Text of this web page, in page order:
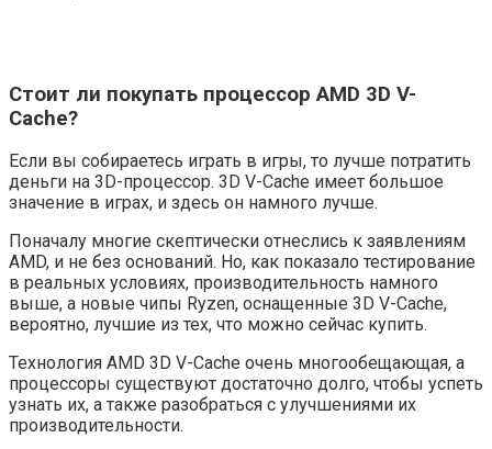
Стоит ли покупать процессор AMD 3D V-
Cache?
Если вы собираетесь играть в игры, то лучше потратить
деньги на 3D-процессор. 3D V-Cache имеет большое
значение в играх, и здесь он намного лучше.
Поначалу многие скептически отнеслись к заявлениям
AMD, и не без оснований. Но, как показало тестирование
в реальных условиях, производительность намного
выше, а новые чипы Ryzen, оснащенные 3D V-Cache,
вероятно, лучшие из тех, что можно сейчас купить.
Технология AMD 3D V-Cache очень многообещающая, а
процессоры существуют достаточно долго, чтобы успеть
узнать их, а также разобраться с улучшениями их
производительности.